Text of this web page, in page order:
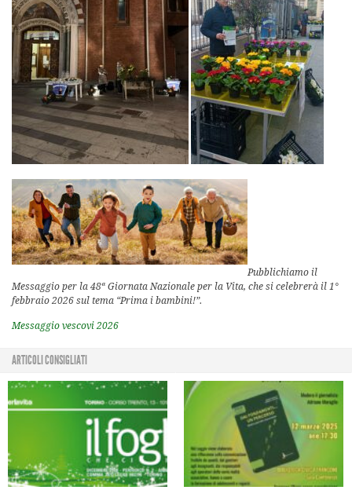
Pubblichiamo il
Messaggio per la 48ª Giornata Nazionale per la Vita, che si celebrerà il 1°
febbraio 2026 sul tema “Prima i bambini!”.
Messaggio vescovi 2026
ARTICOLI CONSIGLIATI